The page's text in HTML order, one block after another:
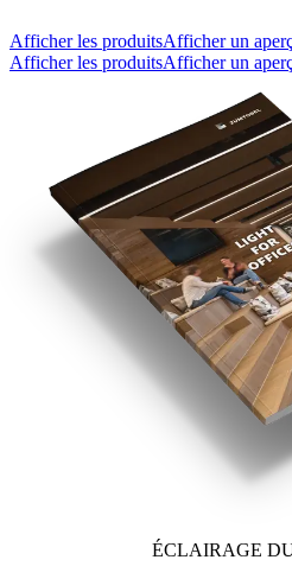
Afficher les produitsAfficher un
Afficher les produitsAfficher un
ÉCLAIRAGE